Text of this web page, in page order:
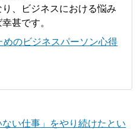
、ビジネスにおける悩み
甚です。
のビジネスパーソン心得
い仕事」をやり続けたとい